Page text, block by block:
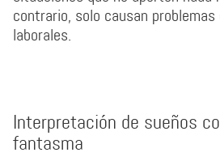
contrario, solo causan
laborales.
Interpretación de sueños
fantasma